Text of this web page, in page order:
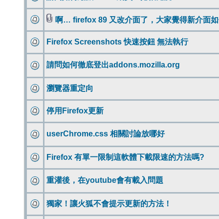
啊… firefox 89 又改介面了，大家覺得新介面
Firefox Screenshots 快速按鈕 無法執行
請問如何徹底登出addons.mozilla.org
瀏覽器重定向
停用Firefox更新
userChrome.css 相關討論放哪好
Firefox 有單一限制這軟體下載限速的方法嗎?
重灌後，在youtube會有載入問題
獨家！讓火狐不會提示更新的方法！